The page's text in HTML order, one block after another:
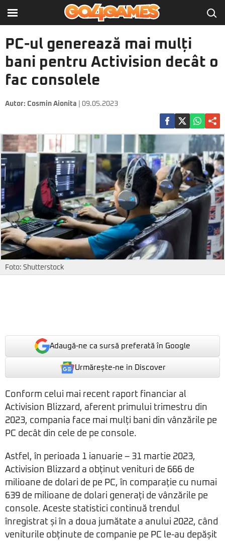
PC-ul generează mai mulți
bani pentru Activision decât o
fac consolele
Autor: Cosmin Aionita | 09.05.2023
Foto: Shutterstock
Adaugă-ne ca sursă preferată în Google
Urmărește-ne in Discover
Conform celui mai recent raport financiar al
Activision Blizzard, aferent primului trimestru din
2023, compania face mai mulți bani din vânzările pe
PC decât din cele de pe console.
Astfel, în perioada 1 ianuarie – 31 martie 2023,
Activision Blizzard a obținut venituri de 666 de
milioane de dolari de pe PC, în comparație cu numai
639 de milioane de dolari generați de vânzările pe
console. Aceste statistici continuă trendul
înregistrat și în a doua jumătate a anului 2022, când
veniturile obținute de companie pe PC le-au depășit